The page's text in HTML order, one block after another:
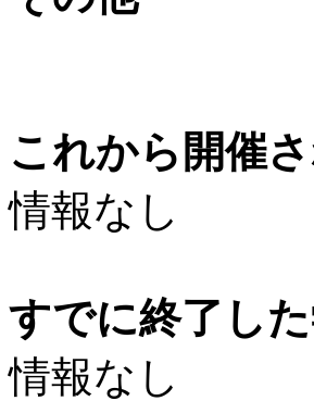
これから開催
情報なし
すでに終了し
情報なし